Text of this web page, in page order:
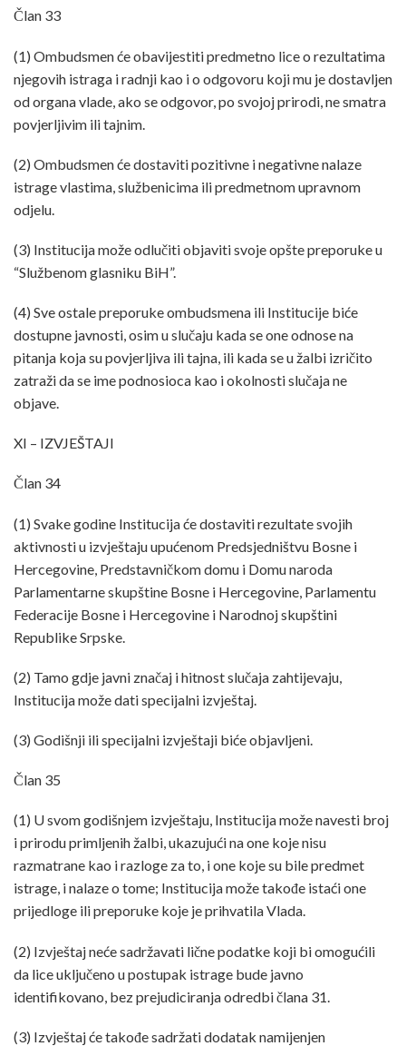
Član 33
(1) Ombudsmen će obavijestiti predmetno lice o rezultatima
njegovih istraga i radnji kao i o odgovoru koji mu je dostavljen
od organa vlade, ako se odgovor, po svojoj prirodi, ne smatra
povjerljivim ili tajnim.
(2) Ombudsmen će dostaviti pozitivne i negativne nalaze
istrage vlastima, službenicima ili predmetnom upravnom
odjelu.
(3) Institucija može odlučiti objaviti svoje opšte preporuke u
“Službenom glasniku BiH”.
(4) Sve ostale preporuke ombudsmena ili Institucije biće
dostupne javnosti, osim u slučaju kada se one odnose na
pitanja koja su povjerljiva ili tajna, ili kada se u žalbi izričito
zatraži da se ime podnosioca kao i okolnosti slučaja ne
objave.
XI – IZVJEŠTAJI
Član 34
(1) Svake godine Institucija će dostaviti rezultate svojih
aktivnosti u izvještaju upućenom Predsjedništvu Bosne i
Hercegovine, Predstavničkom domu i Domu naroda
Parlamentarne skupštine Bosne i Hercegovine, Parlamentu
Federacije Bosne i Hercegovine i Narodnoj skupštini
Republike Srpske.
(2) Tamo gdje javni značaj i hitnost slučaja zahtijevaju,
Institucija može dati specijalni izvještaj.
(3) Godišnji ili specijalni izvještaji biće objavljeni.
Član 35
(1) U svom godišnjem izvještaju, Institucija može navesti broj
i prirodu primljenih žalbi, ukazujući na one koje nisu
razmatrane kao i razloge za to, i one koje su bile predmet
istrage, i nalaze o tome; Institucija može takođe istaći one
prijedloge ili preporuke koje je prihvatila Vlada.
(2) Izvještaj neće sadržavati lične podatke koji bi omogućili
da lice uključeno u postupak istrage bude javno
identifikovano, bez prejudiciranja odredbi člana 31.
(3) Izvještaj će takođe sadržati dodatak namijenjen